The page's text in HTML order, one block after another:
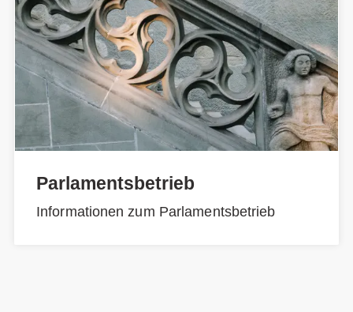
Parlamentsbetrieb
Informationen zum Parlamentsbetrieb